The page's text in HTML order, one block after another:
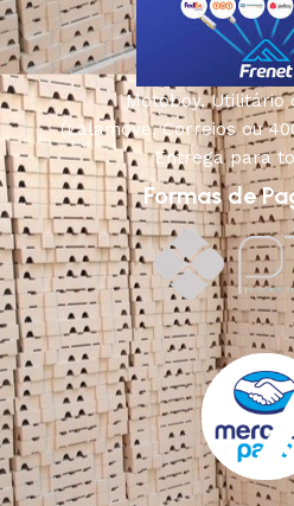
Motoboy, Utilitário
(Lalamove, Correios ou
Entrega para
Formas de